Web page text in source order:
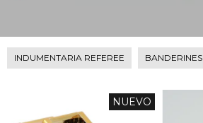
INDUMENTARIA REFEREE BANDERINES
NUEVO